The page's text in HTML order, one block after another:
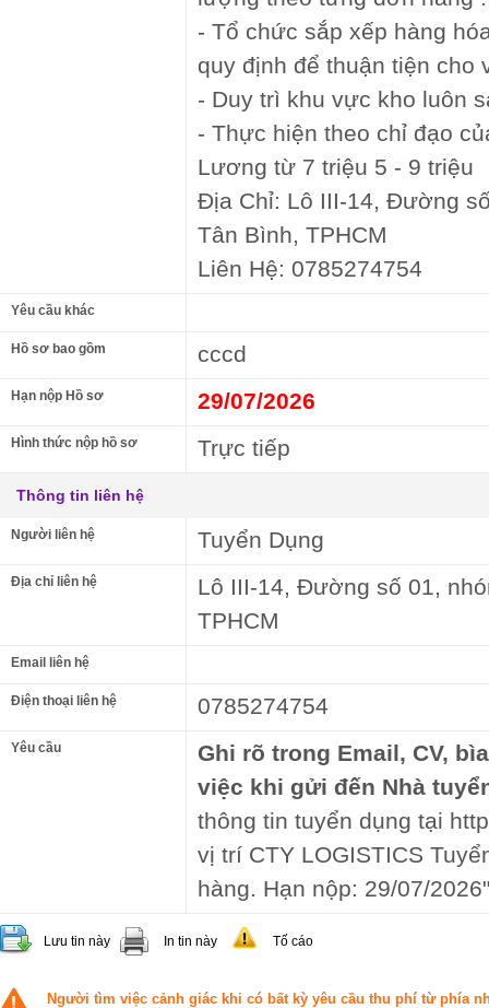
- Tổ chức sắp xếp hàng
quy định để thuận tiện cho
- Duy trì khu vực kho luôn
- Thực hiện theo chỉ đạo
Lương từ 7 triệu 5 - 9 triệu
Địa Chỉ: Lô III-14, Đường
Tân Bình, TPHCM
Liên Hệ: 0785274754
Yêu cầu khác
Hồ sơ bao gồm cccd
Hạn nộp Hồ sơ 29/07/2026
Hình thức nộp hồ sơ Trực tiếp
Thông tin liên hệ
Người liên hệ Tuyển Dụng
Địa chỉ liên hệ
Lô III-14, Đường số 01,
TPHCM
Email liên hệ
Điện thoại liên hệ 0785274754
Yêu cầu
Ghi rõ trong Email, CV,
việc khi gửi đến Nhà
thông tin tuyển dụng tại
vị trí CTY LOGISTICS
hàng. Hạn nộp: 29/07/2026"
Lưu tin này In tin này Tố cáo
Người tìm việc cảnh giác khi có bất kỳ yêu cầu thu phí từ phía